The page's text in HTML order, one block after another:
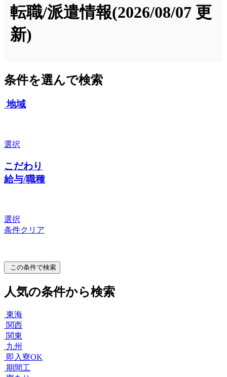
転職/派遣情報(2026/08/07 更
新)
条件を選んで検索
地域
選択
こだわり
給与/職種
選択
条件クリア
この条件で検索
人気の条件から検索
東海
関西
関東
九州
即入寮OK
期間工